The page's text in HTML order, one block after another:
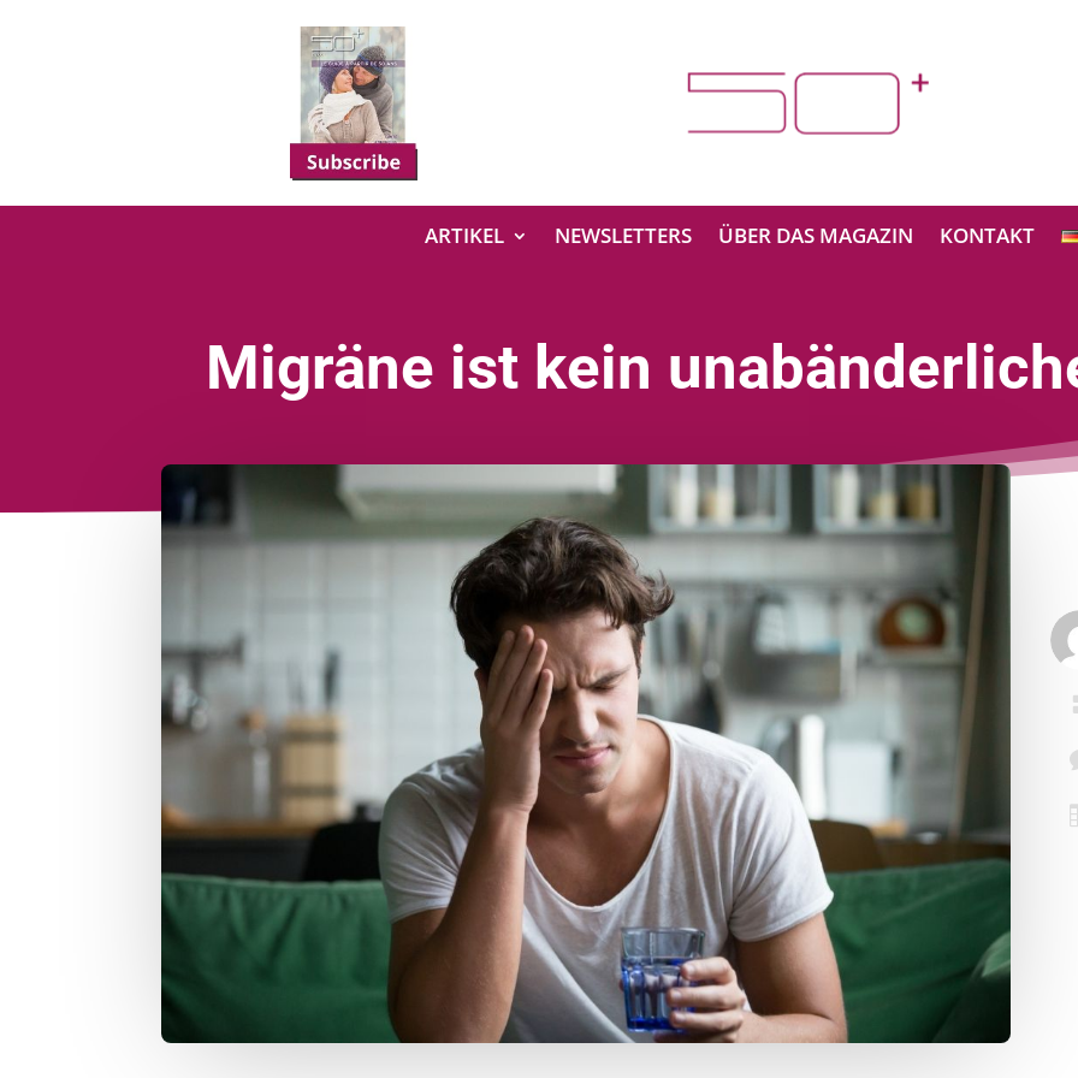
ARTIKEL NEWSLETTERS ÜBER DAS MAGAZIN KONTAKT
Migräne ist kein